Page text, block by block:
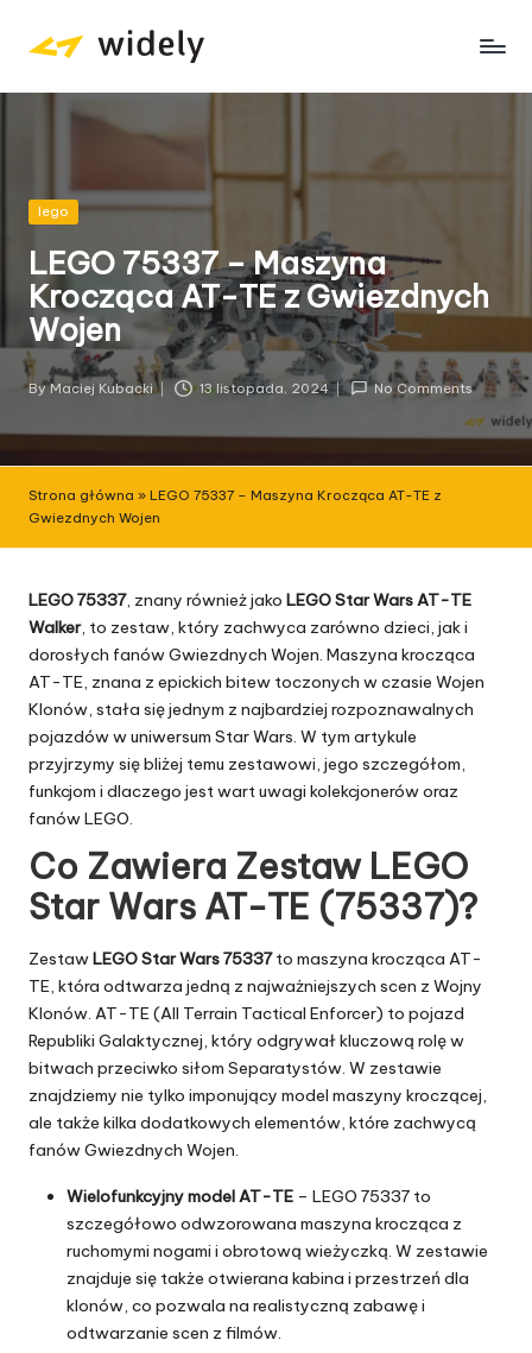
Skip
Posted
lego
LEGO 75337 – Maszyna
Krocząca AT-TE z Gwiezdnych
Wojen
Posted
ByMaciej Kubacki 13 listopada, 2024 No Comments
Strona główna » LEGO 75337 – Maszyna Krocząca AT-TE z
Gwiezdnych Wojen
LEGO 75337, znany również jako LEGO Star Wars AT-TE
Walker, to zestaw, który zachwyca zarówno dzieci, jak i
dorosłych fanów Gwiezdnych Wojen. Maszyna krocząca
AT-TE, znana z epickich bitew toczonych w czasie Wojen
Klonów, stała się jednym z najbardziej rozpoznawalnych
pojazdów w uniwersum Star Wars. W tym artykule
przyjrzymy się bliżej temu zestawowi, jego szczegółom,
funkcjom i dlaczego jest wart uwagi kolekcjonerów oraz
fanów LEGO.
Co Zawiera Zestaw LEGO
Star Wars AT-TE (75337)?
ZestawLEGO Star Wars 75337to maszyna krocząca AT-
TE, która odtwarza jedną z najważniejszych scen z Wojny
Klonów. AT-TE (All Terrain Tactical Enforcer) to pojazd
Republiki Galaktycznej, który odgrywał kluczową rolę w
bitwach przeciwko siłom Separatystów. W zestawie
znajdziemy nie tylko imponujący model maszyny kroczącej,
ale także kilka dodatkowych elementów, które zachwycą
fanów Gwiezdnych Wojen.
Wielofunkcyjny model AT-TE – LEGO 75337 to
szczegółowo odwzorowana maszyna krocząca z
ruchomymi nogami i obrotową wieżyczką. W zestawie
znajduje się także otwierana kabina i przestrzeń dla
klonów, co pozwala na realistyczną zabawę i
odtwarzanie scen z filmów.